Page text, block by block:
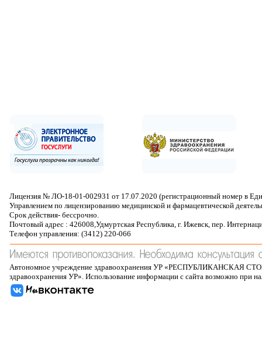
Лицензия № ЛО-18-01-002931 от 17.07.2020 (регистрационный номер в
Управлением по лицензированию медицинской и фармацевтической
Срок действия- бессрочно.
Почтовый адрес : 426008,Удмуртская Республика, г. Ижевск, пер.
Телефон управления: (3412) 220-066
Автономное учреждение здравоохранения УР
здравоохранения УР». Использование информации с сайта возможно при